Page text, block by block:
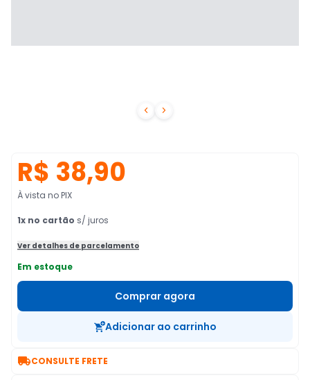
 
R$ 38,90
À vista no PIX
1x no cartão s/ juros
Ver detalhes de parcelamento
Em estoque
Comprar agora
Adicionar ao carrinho
CONSULTE FRETE